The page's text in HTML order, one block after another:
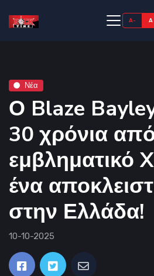
A- A
Νέα
Ο Blaze Bayley
30 χρόνια
εμβληματικό
ένα
στην Ελλάδα!
10-10-2025